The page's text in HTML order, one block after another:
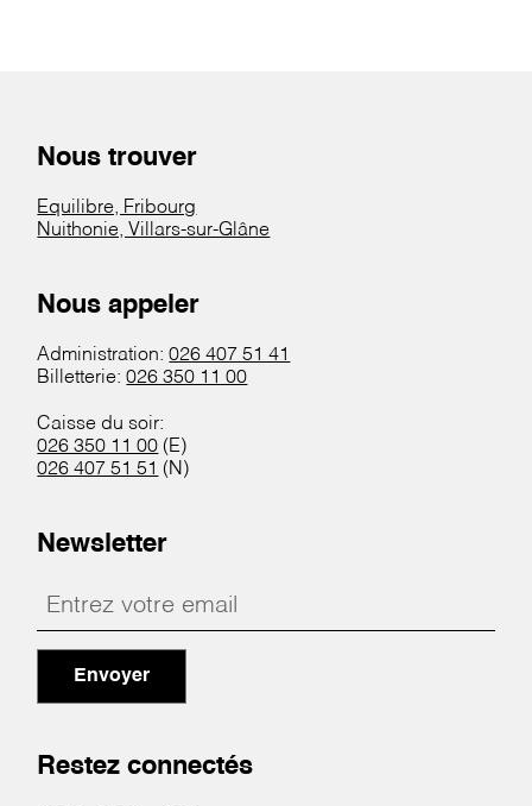
Nous trouver
Equilibre, Fribourg
Nuithonie, Villars-sur-Glâne
Nous appeler
Administration:026 407 51 41
Billetterie:026 350 11 00
Caisse du soir:
026 350 11 00 (E)
026 407 51 51 (N)
Newsletter
Envoyer
Restez connectés